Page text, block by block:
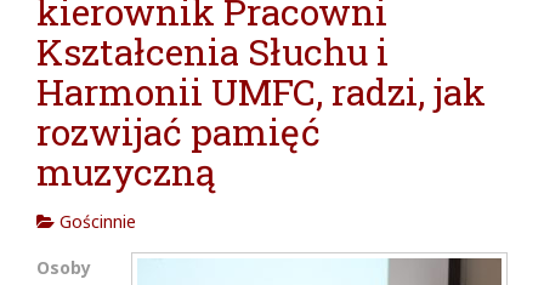
kierownik Pracowni
Kształcenia Słuchu i
Harmonii UMFC, radzi, jak
rozwijać pamięć
muzyczną
Gościnnie
Osoby